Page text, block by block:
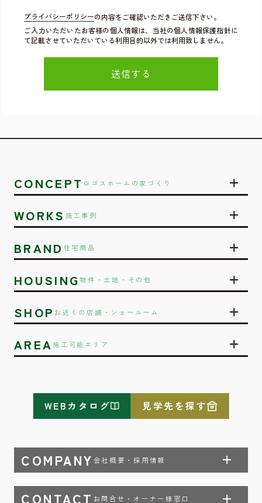
プライバシーポリシーの内容をご確認いただきご送信下さい。
ご入力いただいたお客様の個人情報は、当社の個人情報保護指針に
て記載させていただいている利用目的以外では利用致しません。
CONCEPT ロゴスホームの家づくり
WORKS 施工事例
BRAND 住宅商品
HOUSING物件・土地・その他
SHOP お近くの店舗・ショールーム
AREA施工可能エリア
COMPANY 会社概要・採用情報
CONTACT お問合せ・オーナー様窓口
WEBカタログ 見学先を探す